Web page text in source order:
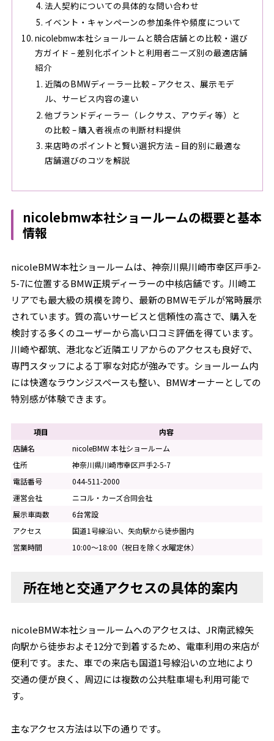
法人契約についての具体的な問い合わせ
イベント・キャンペーンの参加条件や頻度について
nicolebmw本社ショールームと競合店舗との比較・選び
方ガイド – 差別化ポイントと利用者ニーズ別の最適店舗
紹介
近隣のBMWディーラー比較 – アクセス、展示モデ
ル、サービス内容の違い
他ブランドディーラー（レクサス、アウディ等）と
の比較 – 購入者視点の判断材料提供
来店時のポイントと賢い選択方法 – 目的別に最適な
店舗選びのコツを解説
nicolebmw本社ショールームの概要と基本
情報
nicoleBMW本社ショールームは、神奈川県川崎市幸区戸手2-
5-7に位置するBMW正規ディーラーの中核店舗です。川崎エ
リアでも最大級の規模を誇り、最新のBMWモデルが常時展示
されています。質の高いサービスと信頼性の高さで、購入を
検討する多くのユーザーから高い口コミ評価を得ています。
川崎や都筑、港北など近隣エリアからのアクセスも良好で、
専門スタッフによる丁寧な対応が強みです。ショールーム内
には快適なラウンジスペースも整い、BMWオーナーとしての
特別感が体験できます。
項目
内容
店舗名
nicoleBMW 本社ショールーム
住所
神奈川県川崎市幸区戸手2-5-7
電話番号
044-511-2000
運営会社
ニコル・カーズ合同会社
展示車両数
6台常設
アクセス
国道1号線沿い、矢向駅から徒歩圏内
営業時間
10:00～18:00（祝日を除く水曜定休）
所在地と交通アクセスの具体的案内
nicoleBMW本社ショールームへのアクセスは、JR南武線矢
向駅から徒歩およそ12分で到着するため、電車利用の来店が
便利です。また、車での来店も国道1号線沿いの立地により
交通の便が良く、周辺には複数の公共駐車場も利用可能で
す。
主なアクセス方法は以下の通りです。